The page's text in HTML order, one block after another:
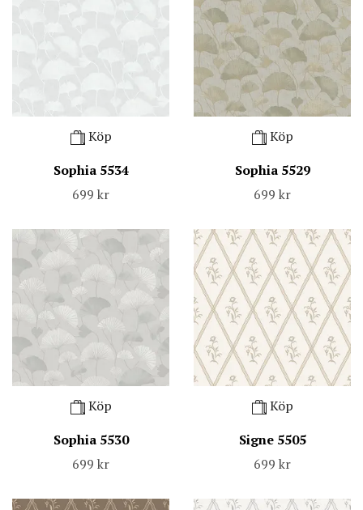
Köp
Sophia 5534
699 kr
Köp
Sophia 5529
699 kr
Köp
Sophia 5530
699 kr
Köp
Signe 5505
699 kr